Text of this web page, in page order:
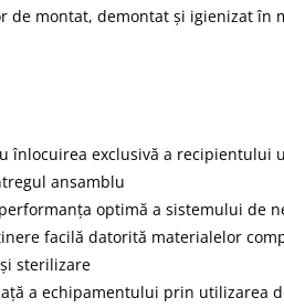
de montat, demontat și igienizat în
înlocuirea exclusivă a recipientului
ansamblu
optimă a sistemului de
facilă datorită materialelor
sterilizare
a echipamentului prin utilizarea